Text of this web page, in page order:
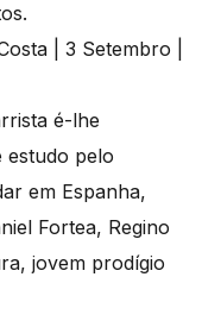
é-lhe
estudo pelo
em Espanha,
Fortea, Regino
jovem prodígio